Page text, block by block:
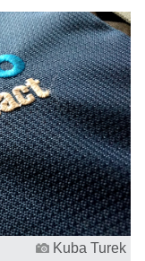
Kuba Turek